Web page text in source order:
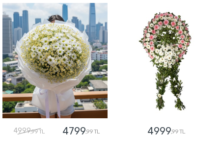
4999,99 TL 4799,99 TL 4999,99 TL